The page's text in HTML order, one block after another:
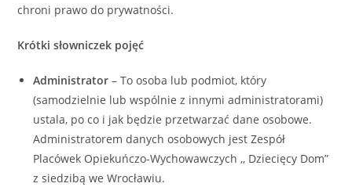
chroni prawo do prywatności.
Krótki słowniczek pojęć
Administrator – To osoba lub podmiot, który
(samodzielnie lub wspólnie z innymi administratorami)
ustala, po co i jak będzie przetwarzać dane osobowe.
Administratorem danych osobowych jest Zespół
Placówek Opiekuńczo-Wychowawczych ,, Dziecięcy Dom”
z siedzibą we Wrocławiu.